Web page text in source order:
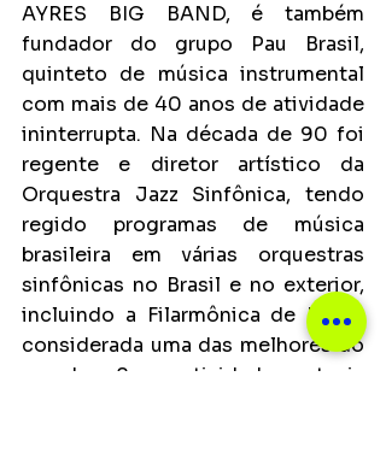
AYRES BIG BAND, é também
fundador do grupo Pau Brasil,
quinteto de música instrumental
com mais de 40 anos de atividade
ininterrupta. Na década de 90 foi
regente e diretor artístico da
Orquestra Jazz Sinfônica, tendo
regido programas de música
brasileira em várias orquestras
sinfônicas no Brasil e no exterior,
incluindo a Filarmônica de Israel,
considerada uma das melhores do
mundo. Suas atividades atuais